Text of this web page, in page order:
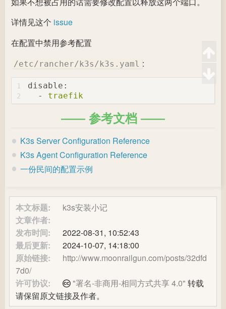
详情见这个 issue
在配置中禁用参考配置
/etc/rancher/k3s/k3s.yaml :
1
2
disable:
-
traefik
参考文档
K3s Server Configuration Reference
K3s Agent Configuration Reference
一份民间的配置示例
本文标题:
k3s安装小记
文章作者:
发布时间:
2022-08-31, 10:52:43
最后更新:
2024-10-07, 14:18:00
原始链接:
http://www.moonrailgun.com/posts/32dfd
7d0/
许可协议:
"署名-非商用-相同方式共享 4.0" 转载
请保留原文链接及作者。